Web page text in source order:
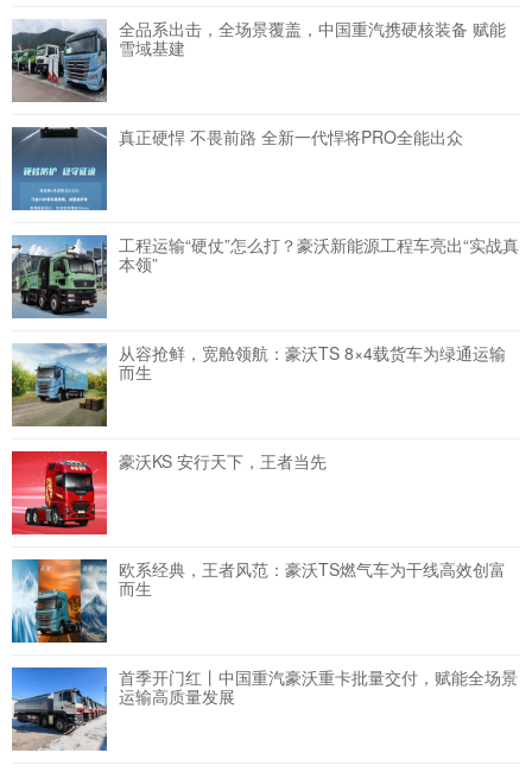
全品系出击，全场景覆盖，中国重汽携硬核装备 赋能
雪域基建
真正硬悍 不畏前路 全新一代悍将PRO全能出众
工程运输“硬仗”怎么打？豪沃新能源工程车亮出“实战真
本领”
从容抢鲜，宽舱领航：豪沃TS 8×4载货车为绿通运输
而生
豪沃KS 安行天下，王者当先
欧系经典，王者风范：豪沃TS燃气车为干线高效创富
而生
首季开门红丨中国重汽豪沃重卡批量交付，赋能全场景
运输高质量发展